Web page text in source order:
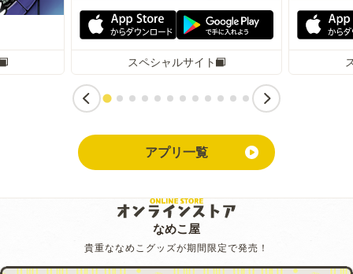
スペシャルサイト
アプリ一覧
なめこ屋
貴重ななめこグッズが期間限定で発売！